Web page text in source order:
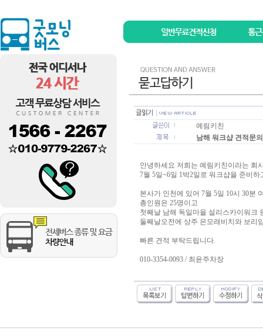
예림키친
남해 워크샵 견적문의
안녕하세요 저희는 예림키친이라는 회
7월 5일~6일 1박2일로 워크샵을 준비하
본사가 인천에 있어 7월 5일 10시 30분
총인원은 25명이고
첫째날 남해 독일마을 설리스카이워크
둘째날오전에 상주 은모래비치와 보리
빠른 견적 부탁드립니다.
010-3354-0093 / 최윤주차장